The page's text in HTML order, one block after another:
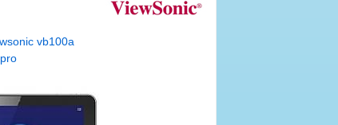
vb100a
pro